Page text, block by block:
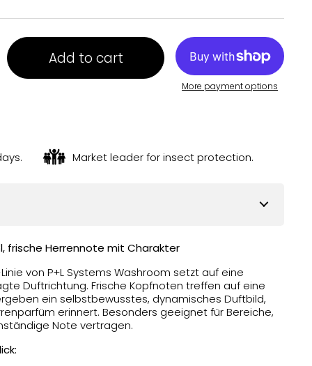
Add to cart
More payment options
Market leader for insect protection.
frische Herrennote mit Charakter
von P+L Systems Washroom setzt auf eine
Duftrichtung. Frische Kopfnoten treffen auf eine
ein selbstbewusstes, dynamisches Duftbild,
erinnert. Besonders geeignet für Bereiche,
Note vertragen.